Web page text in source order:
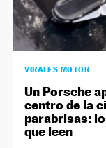
VIRALES MOTOR
Un Porsche
centro de la
parabrisas:
que leen